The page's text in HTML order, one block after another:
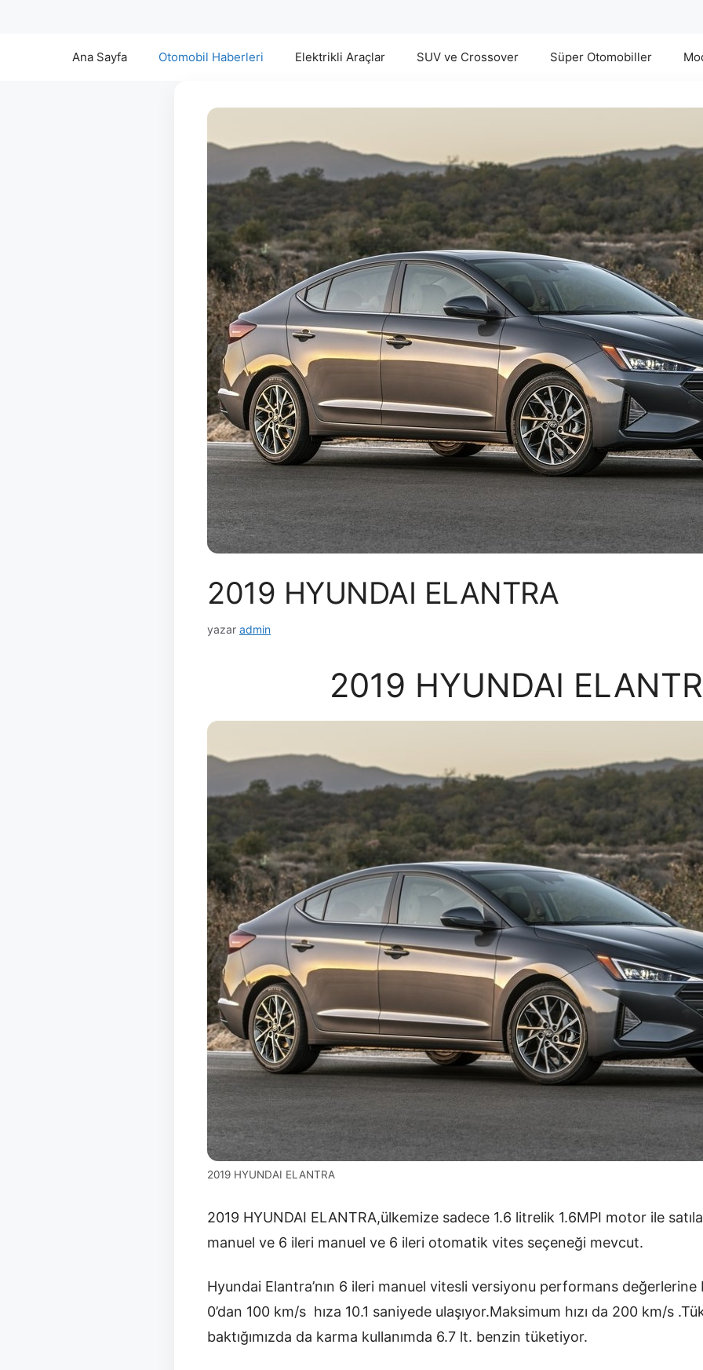
Ana Sayfa Otomobil Haberleri Elektrikli Araçlar SUV ve Crossover Süper Otomobiller
2019 HYUNDAI ELANTRA
yazar admin
2019 HYUNDAI
2019 HYUNDAI ELANTRA
2019 HYUNDAI ELANTRA,ülkemize sadece 1.6 litrelik 1.6MPI motor ile
manuel ve 6 ileri manuel ve 6 ileri otomatik vites seçeneği mevcut.
Hyundai Elantra’nın 6 ileri manuel vitesli versiyonu performans değerlerine
0’dan 100 km/s hıza 10.1 saniyede ulaşıyor.Maksimum hızı da 200 km/s
baktığımızda da karma kullanımda 6.7 lt. benzin tüketiyor.